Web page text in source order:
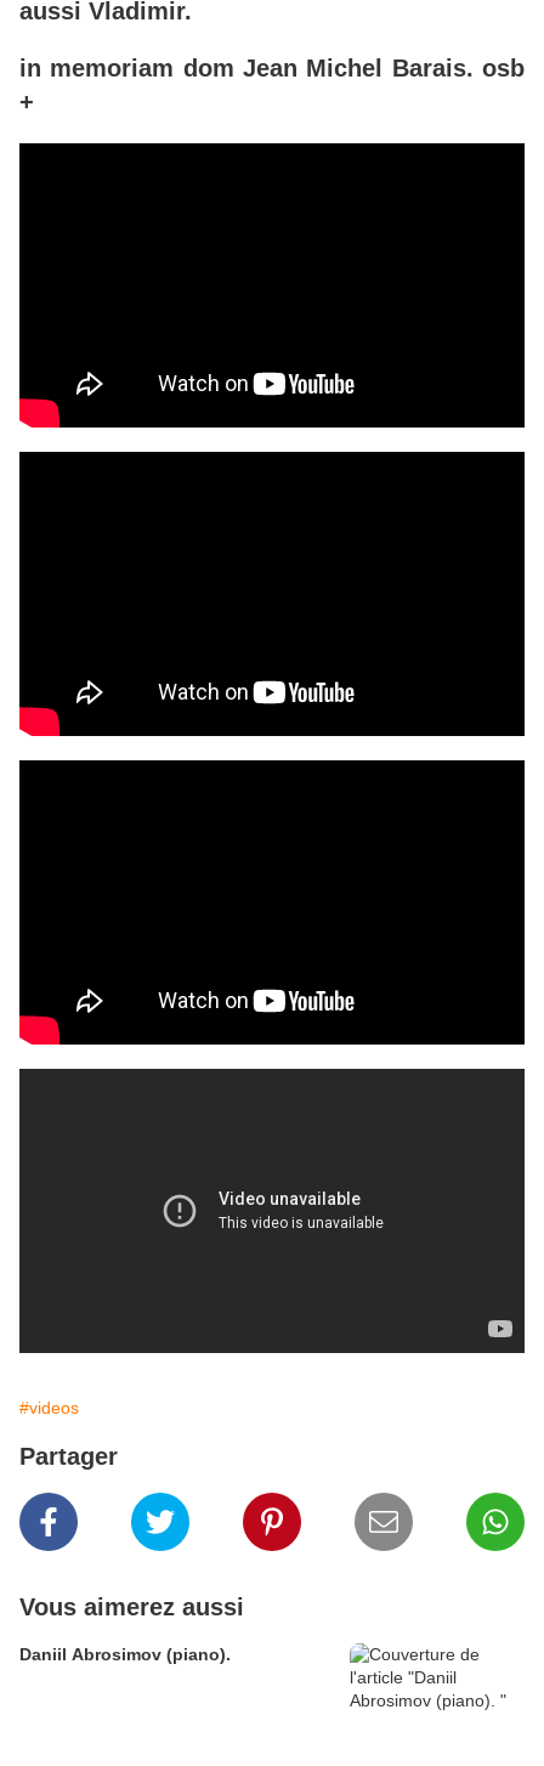
aussi Vladimir.
in memoriam dom Jean Michel Barais. osb
+
#videos
Partager
Vous aimerez aussi
Daniil Abrosimov (piano).